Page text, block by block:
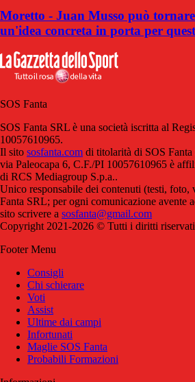
Moretto - Juan Musso può
un'idea concreta in porta per
SOS Fanta
SOS Fanta SRL è una società iscritta al
10057610965.
Il sito sosfanta.com di titolarità di SOS
via Paleocapa 6, C.F./PI 10057610965 è
di RCS Mediagroup S.p.a..
Unico responsabile dei contenuti (testi, foto,
Fanta SRL; per ogni comunicazione avente
sito scrivere a sosfanta@gmail.com
Copyright 2021-2026 © Tutti i diritti
Footer Menu
Consigli
Chi schierare
Voti
Assist
Ultime dai campi
Infortunati
Maglie SOS Fanta
Probabili Formazioni